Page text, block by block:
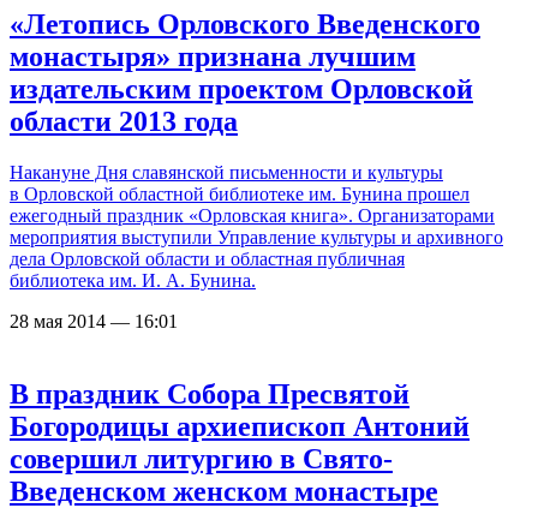
«Летопись Орловского Введенского
монастыря» признана лучшим
издательским проектом Орловской
области 2013 года
Накануне Дня славянской письменности и культуры
в Орловской областной библиотеке им. Бунина прошел
ежегодный праздник «Орловская книга». Организаторами
мероприятия выступили Управление культуры и архивного
дела Орловской области и областная публичная
библиотека им. И. А. Бунина.
28 мая 2014 — 16:01
В праздник Собора Пресвятой
Богородицы архиепископ Антоний
совершил литургию в Свято-
Введенском женском монастыре